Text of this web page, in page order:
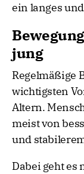
ein langes
jung
Regelmäßige
wichtigsten
Altern.
meist von
und
Dabei geht es